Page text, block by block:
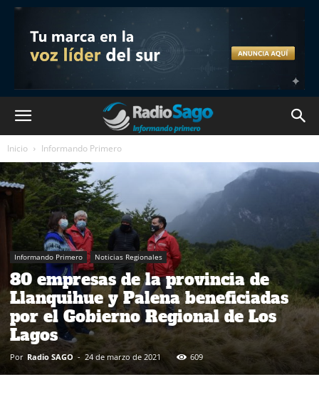
Inicio Informando Primero
Informando Primero Noticias Regionales
80 empresas de la provincia de
Llanquihue y Palena beneficiadas
por el Gobierno Regional de Los
Lagos
Por Radio SAGO - 24 de marzo de 2021 609